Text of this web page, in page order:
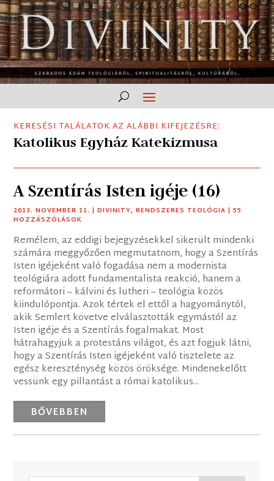
KERESÉSI TALÁLATOK AZ ALÁBBI KIFEJEZÉSRE:
Katolikus Egyház Katekizmusa
A Szentírás Isten igéje (16)
2013. NOVEMBER 11. |DIVINITY,RENDSZERES TEOLÓGIA | 55
HOZZÁSZÓLÁSOK
Remélem, az eddigi bejegyzésekkel sikerült mindenki
számára meggyőzően megmutatnom, hogy a Szentírás
Isten igéjeként való fogadása nem a modernista
teológiára adott fundamentalista reakció, hanem a
reformátori – kálvini és lutheri – teológia közös
kiindulópontja. Azok tértek el ettől a hagyománytól,
akik Semlert követve elválasztották egymástól az
Isten igéje és a Szentírás fogalmakat. Most
hátrahagyjuk a protestáns világot, és azt fogjuk látni,
hogy a Szentírás Isten igéjeként való tisztelete az
egész kereszténység közös öröksége. Mindenekelőtt
vessünk egy pillantást a római katolikus...
BŐVEBBEN